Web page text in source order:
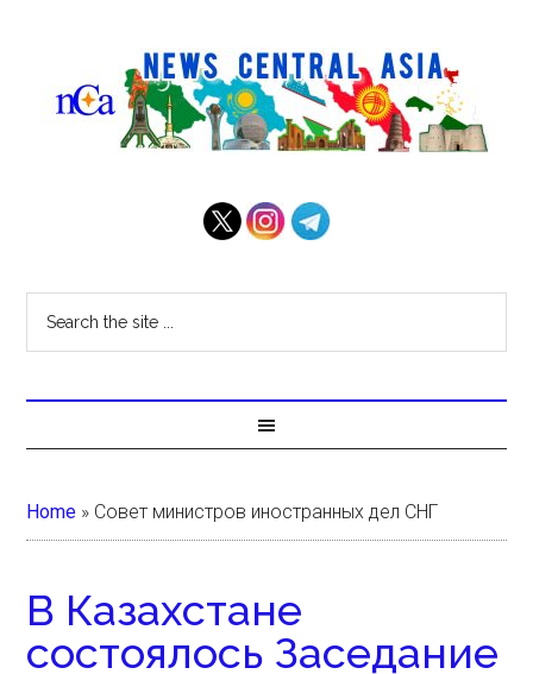
Home » Совет министров иностранных дел СНГ
В Казахстане
состоялось Заседание